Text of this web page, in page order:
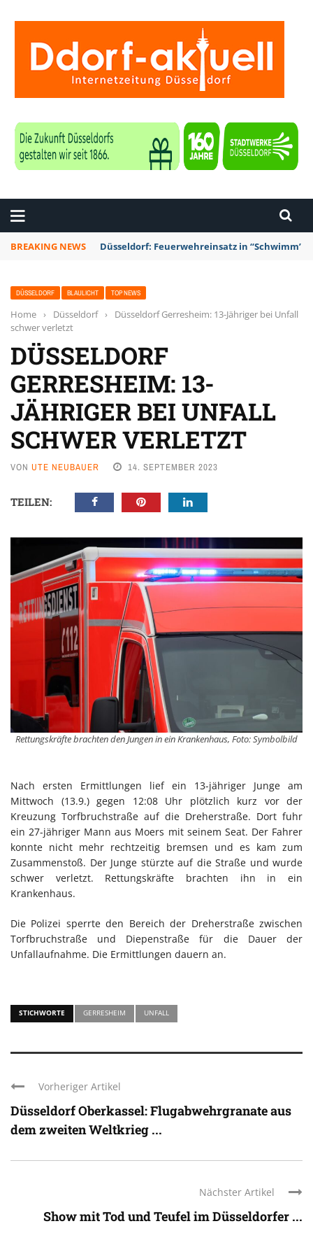
BREAKING NEWS Düsseldorf: Feuerwehreinsatz in “Schwimm’
DÜSSELDORF BLAULICHT TOP NEWS
Home › Düsseldorf ›
Düsseldorf Gerresheim: 13-Jähriger bei Unfall
schwer verletzt
DÜSSELDORF
GERRESHEIM: 13-
JÄHRIGER BEI UNFALL
SCHWER VERLETZT
VON UTE NEUBAUER 14. SEPTEMBER 2023
TEILEN:
Rettungskräfte brachten den Jungen in ein Krankenhaus, Foto: Symbolbild
Nach ersten Ermittlungen lief ein 13-jähriger Junge am
Mittwoch (13.9.) gegen 12:08 Uhr plötzlich kurz vor der
Kreuzung Torfbruchstraße auf die Dreherstraße. Dort fuhr
ein 27-jähriger Mann aus Moers mit seinem Seat. Der Fahrer
konnte nicht mehr rechtzeitig bremsen und es kam zum
Zusammenstoß. Der Junge stürzte auf die Straße und wurde
schwer verletzt. Rettungskräfte brachten ihn in ein
Krankenhaus.
Die Polizei sperrte den Bereich der Dreherstraße zwischen
Torfbruchstraße und Diepenstraße für die Dauer der
Unfallaufnahme. Die Ermittlungen dauern an.
STICHWORTE GERRESHEIM UNFALL
Vorheriger Artikel
Düsseldorf Oberkassel: Flugabwehrgranate aus
dem zweiten Weltkrieg ...
Nächster Artikel
Show mit Tod und Teufel im Düsseldorfer ...